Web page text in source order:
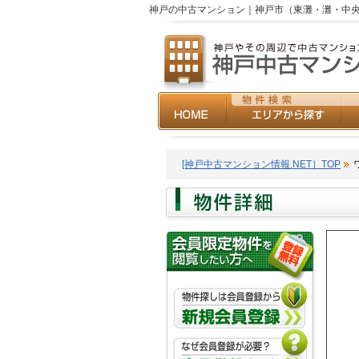
神戸の中古マンション｜神戸市（東灘・灘・中
[神戸中古マンション情報.NET］TOP